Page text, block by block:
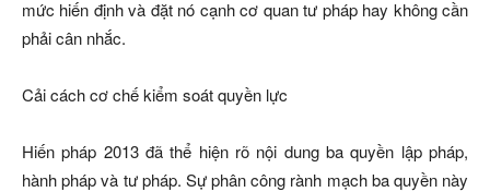
mức hiến định và đặt nó cạnh cơ quan tư pháp hay không cần
phải cân nhắc.
Cải cách cơ chế kiểm soát quyền lực
Hiến pháp 2013 đã thể hiện rõ nội dung ba quyền lập pháp,
hành pháp và tư pháp. Sự phân công rành mạch ba quyền này